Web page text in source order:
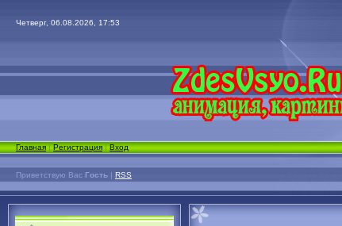
Четверг, 06.08.2026, 17:53
Главная|Регистрация|Вход
Приветствую Вас Гость | RSS